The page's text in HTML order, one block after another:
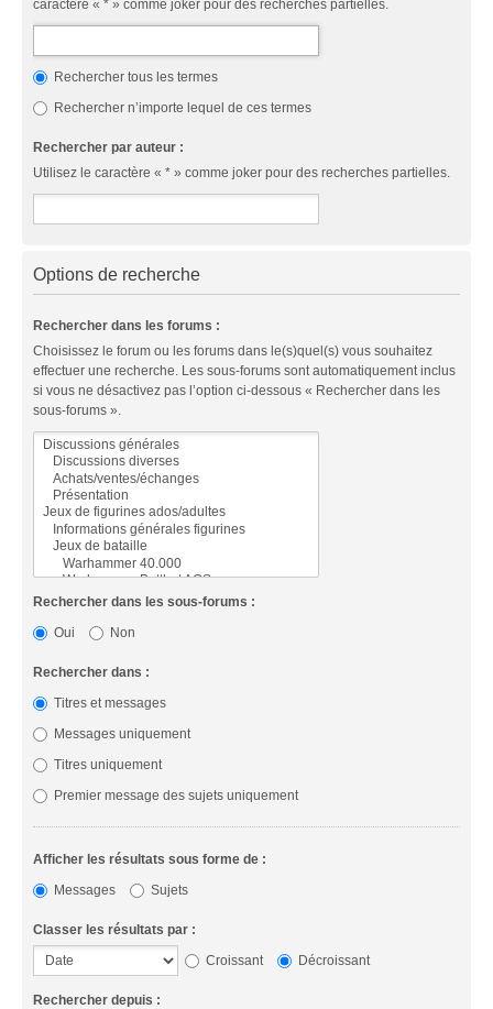
caractère « * » comme joker pour des recherches partielles.
Rechercher tous les termes
Rechercher n’importe lequel de ces termes
Rechercher par auteur :
Utilisez le caractère « * » comme joker pour des recherches partielles.
Options de recherche
Rechercher dans les forums :
Choisissez le forum ou les forums dans le(s)quel(s) vous souhaitez
effectuer une recherche. Les sous-forums sont automatiquement inclus
si vous ne désactivez pas l’option ci-dessous « Rechercher dans les
sous-forums ».
Rechercher dans les sous-forums :
Oui
Non
Rechercher dans :
Titres et messages
Messages uniquement
Titres uniquement
Premier message des sujets uniquement
Afficher les résultats sous forme de :
Messages
Sujets
Classer les résultats par :
Croissant
Décroissant
Rechercher depuis :